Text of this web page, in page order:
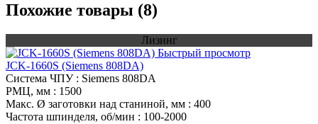
Похожие товары (8)
Лизинг
Быстрый просмотр
JCK-1660S (Siemens 808DA)
Система ЧПУ: Siemens 808DA
РМЦ, мм : 1500
Макс. Ø заготовки над станиной, мм : 400
Частота шпинделя, об/мин : 100-2000